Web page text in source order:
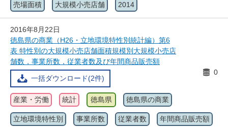
売場面積 大規模小売店舗 2014
2016年8月22日
徳島県の商業（H26・立地環境特性別統計編）第6
表 特性別の大規模小売店舗面積規模別大規模小売店
舗数，事業所数，従業者数及び年間商品販売額
一括ダウンロード(2件)
0
産業・労働 統計 徳島県 徳島県の商業
立地環境特性別 事業所数 従業者数 年間商品販売額